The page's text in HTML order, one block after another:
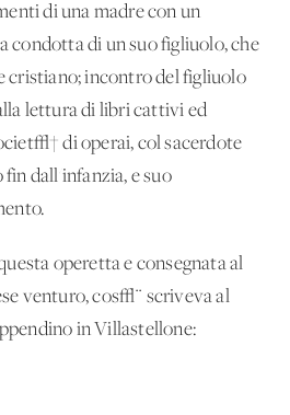
di una madre con un
condotta di un suo figliuolo, che
cristiano; incontro del figliuolo
lettura di libri cattivi ed
di operai, col sacerdote
dall'infanzia, e suo
operetta e consegnata al
venturo, cos√¨ scriveva al
in Villastellone: